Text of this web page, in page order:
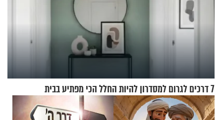
7 דרכים לגרום למסדרון להיות החלל הכי מפתיע בבית